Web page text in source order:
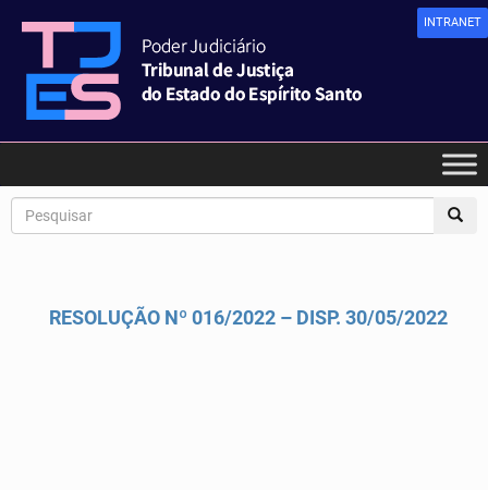
INTRANET
RESOLUÇÃO Nº 016/2022 – DISP. 30/05/2022